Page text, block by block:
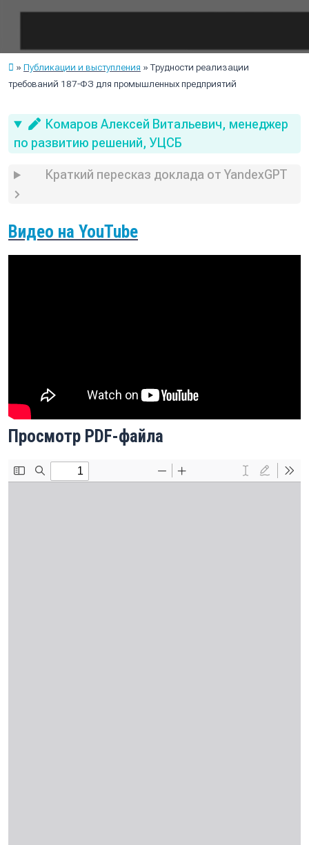
Публикации и выступления
Трудности реализации
требований 187-ФЗ для промышленных предприятий
Комаров Алексей Витальевич, менеджер
по развитию решений, УЦСБ
Краткий пересказ доклада от YandexGPT
Видео на YouTube
Просмотр PDF-файла